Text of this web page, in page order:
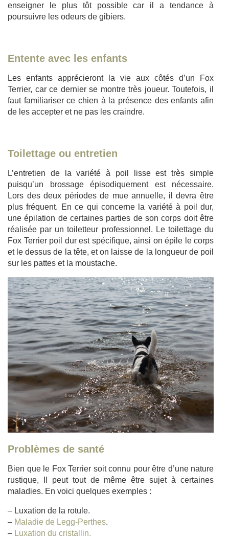
enseigner le plus tôt possible car il a tendance à
poursuivre les odeurs de gibiers.
Entente avec les enfants
Les enfants apprécieront la vie aux côtés d’un Fox
Terrier, car ce dernier se montre très joueur. Toutefois, il
faut familiariser ce chien à la présence des enfants afin
de les accepter et ne pas les craindre.
Toilettage ou entretien
L’entretien de la variété à poil lisse est très simple
puisqu’un brossage épisodiquement est nécessaire.
Lors des deux périodes de mue annuelle, il devra être
plus fréquent. En ce qui concerne la variété à poil dur,
une épilation de certaines parties de son corps doit être
réalisée par un toiletteur professionnel. Le toilettage du
Fox Terrier poil dur est spécifique, ainsi on épile le corps
et le dessus de la tête, et on laisse de la longueur de poil
sur les pattes et la moustache.
Problèmes de santé
Bien que le Fox Terrier soit connu pour être d’une nature
rustique, Il peut tout de même être sujet à certaines
maladies. En voici quelques exemples :
– Luxation de la rotule.
– Maladie de Legg-Perthes.
– Luxation du cristallin.